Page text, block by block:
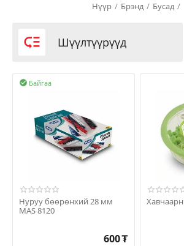
Нүүр / Брэнд / Бусад /
 Шүүлтүүрүүд
Байгаа

Нуруу бөөрөнхий 28 мм
MAS 8120
600₮